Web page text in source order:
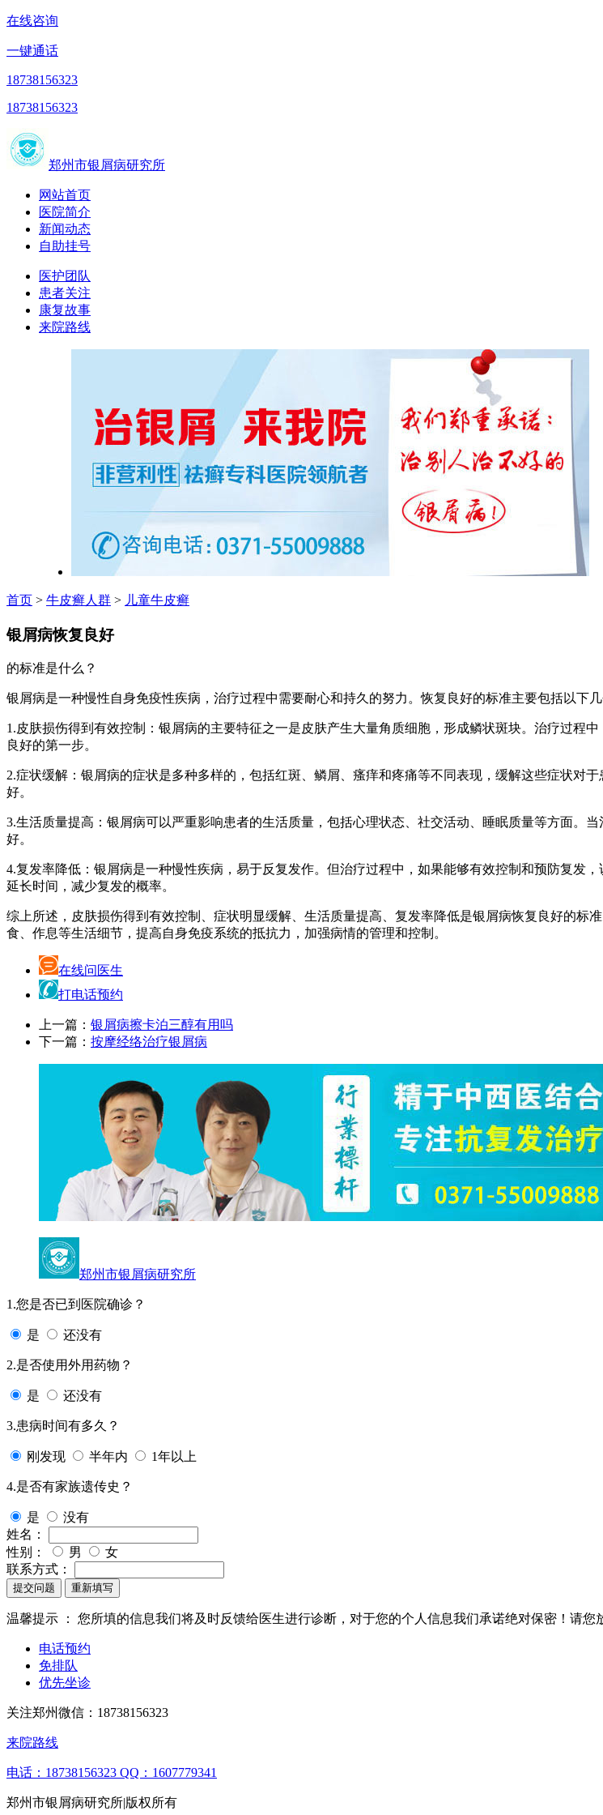
在线咨询
一键通话
18738156323
18738156323
郑州市银屑病研究所
网站首页
医院简介
新闻动态
自助挂号
医护团队
患者关注
康复故事
来院路线
首页 > 牛皮癣人群 > 儿童牛皮癣
银屑病恢复良好
的标准是什么？
银屑病是一种慢性自身免疫性疾病，治疗过程中需要耐心和持久的努力。恢复良好的标准主要包括以下几
1.皮肤损伤得到有效控制：银屑病的主要特征之一是皮肤产生大量角质细胞，形成鳞状斑块。治疗过程
良好的第一步。
2.症状缓解：银屑病的症状是多种多样的，包括红斑、鳞屑、瘙痒和疼痛等不同表现，缓解这些症状对
好。
3.生活质量提高：银屑病可以严重影响患者的生活质量，包括心理状态、社交活动、睡眠质量等方面。当
好。
4.复发率降低：银屑病是一种慢性疾病，易于反复发作。但治疗过程中，如果能够有效控制和预防复发
延长时间，减少复发的概率。
综上所述，皮肤损伤得到有效控制、症状明显缓解、生活质量提高、复发率降低是银屑病恢复良好的
食、作息等生活细节，提高自身免疫系统的抵抗力，加强病情的管理和控制。
在线问医生
打电话预约
上一篇： 银屑病擦卡泊三醇有用吗
下一篇： 按摩经络治疗银屑病
郑州市银屑病研究所
1.您是否已到医院确诊？
是 还没有
2.是否使用外用药物？
是 还没有
3.患病时间有多久？
刚发现 半年内 1年以上
4.是否有家族遗传史？
是
没有
姓名：
性别：
男
女
联系方式：
提交问题 重新填写
温馨提示 ： 您所填的信息我们将及时反馈给医生进行诊断，对于您的个人信息我们承诺绝对保密！请您
电话预约
免排队
优先坐诊
关注郑州微信： 18738156323
来院路线
电话：18738156323 QQ：1607779341
郑州市银屑病研究所|版权所有